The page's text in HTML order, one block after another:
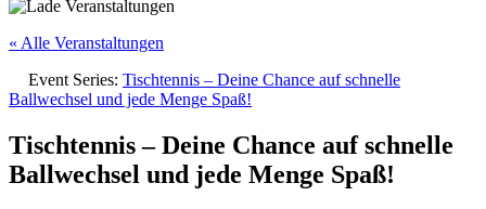
« Alle Veranstaltungen
Event Series: Tischtennis – Deine Chance auf schnelle
Ballwechsel und jede Menge Spaß!
Tischtennis – Deine Chance auf schnelle
Ballwechsel und jede Menge Spaß!